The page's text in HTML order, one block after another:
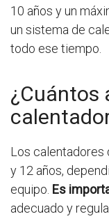
10 años y un
un sistema de
todo ese tiempo.
¿Cuántos
Los calentadores
y 12 años,
equipo. Es
adecuado y